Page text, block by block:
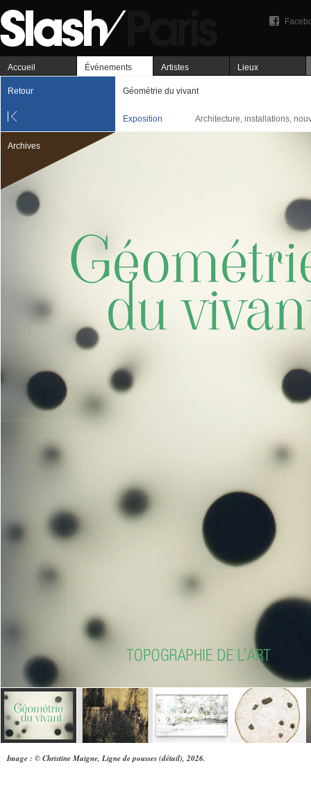
Accueil Événements Artistes Lieux
Retour Géométrie du vivant
Exposition Architecture, installations,
Archives
Image : © Christine Maigne, Ligne de pousses (détail), 2026.